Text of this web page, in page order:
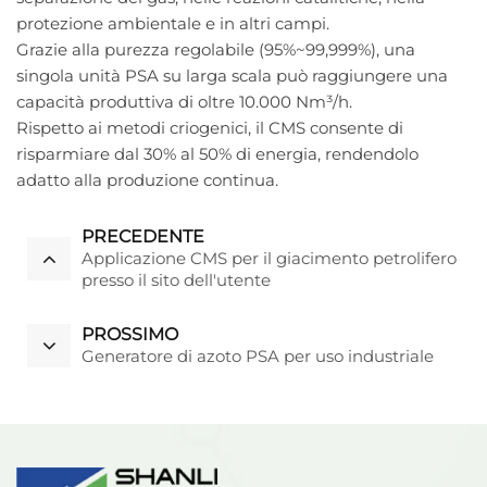
protezione ambientale e in altri campi.
Grazie alla purezza regolabile (95%~99,999%), una
singola unità PSA su larga scala può raggiungere una
capacità produttiva di oltre 10.000 Nm³/h.
Rispetto ai metodi criogenici, il CMS consente di
risparmiare dal 30% al 50% di energia, rendendolo
adatto alla produzione continua.
PRECEDENTE
Applicazione CMS per il giacimento petrolifero
presso il sito dell'utente
PROSSIMO
Generatore di azoto PSA per uso industriale